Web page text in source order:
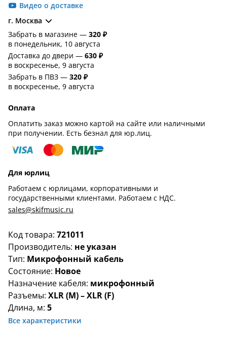
Код товара: 721011
Производитель: не указан
Тип: Микрофонный кабель
Состояние: Новое
Назначение кабеля: микрофонный
Разъемы: XLR (M) – XLR (F)
Длина, м: 5
Все характеристики
Видео о доставке
г. Москва
Забрать в магазине — 320 ₽
в понедельник, 10 августа
Доставка до двери — 630 ₽
в воскресенье, 9 августа
Забрать в ПВЗ — 320 ₽
в воскресенье, 9 августа
Оплата
Оплатить заказ можно картой на сайте или наличными
при получении. Есть безнал для юр.лиц.
Для юрлиц
Работаем с юрлицами, корпоративными и
государственными клиентами. Работаем с НДС.
sales@skifmusic.ru